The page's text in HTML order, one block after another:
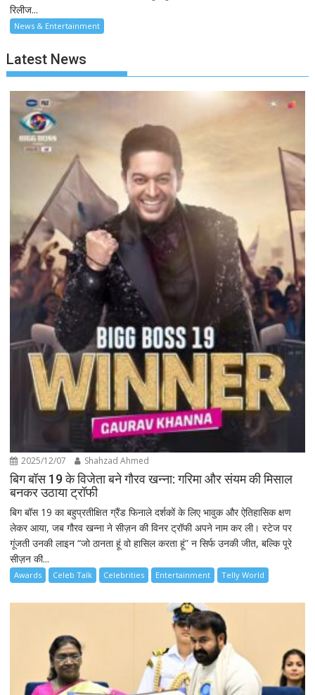
रिलीज...
News & Entertainment
Latest News
2025/12/07 Shahzad Ahmed
बिग बॉस 19 के विजेता बने गौरव खन्ना: गरिमा और संयम की मिसाल
बनकर उठाया ट्रॉफी
बिग बॉस 19 का बहुप्रतीक्षित ग्रैंड फिनाले दर्शकों के लिए भावुक और ऐतिहासिक क्षण
लेकर आया, जब गौरव खन्ना ने सीज़न की विनर ट्रॉफी अपने नाम कर ली। स्टेज पर
गूंजती उनकी लाइन “जो ठानता हूं वो हासिल करता हूं” न सिर्फ उनकी जीत, बल्कि पूरे
सीज़न की...
Awards Celeb Talk Celebrities Entertainment Telly World